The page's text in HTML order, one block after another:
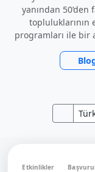
yanından
topluluklarının
programları ile bir
Etkinlikler